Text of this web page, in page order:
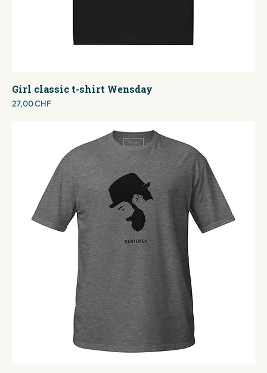
Girl classic t-shirt Wensday
Preis
27,00 CHF